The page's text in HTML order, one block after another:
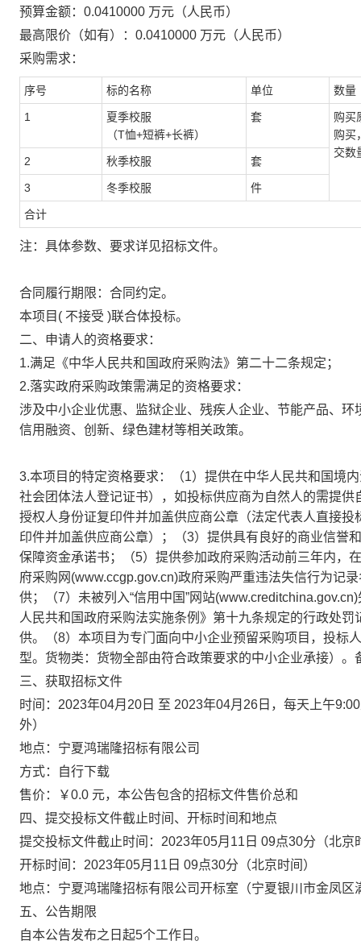
预算金额：0.0410000 万元（人民币）
最高限价（如有）：0.0410000 万元（人民币）
采购需求：
序号 标的名称 单位 数量
1
夏季校服
（T恤+短裤+长裤）
套
购买
购买
交数
2 秋季校服 套
3 冬季校服 件
合计
注：具体参数、要求详见招标文件。
合同履行期限：合同约定。
本项目( 不接受 )联合体投标。
二、申请人的资格要求：
1.满足《中华人民共和国政府采购法》第二十二条规定；
2.落实政府采购政策需满足的资格要求：
涉及中小企业优惠、监狱企业、残疾人企业、节能产品、
信用融资、创新、绿色建材等相关政策。
3.本项目的特定资格要求：（1）提供在中华人民共和国境
社会团体法人登记证书），如投标供应商为自然人的需提
授权人身份证复印件并加盖供应商公章（法定代表人直接
印件并加盖供应商公章）；（3）提供具有良好的商业信誉
保障资金承诺书；（5）提供参加政府采购活动前三年内，
府采购网(www.ccgp.gov.cn)政府采购严重违法失信行为记
供；（7）未被列入“信用中国”网站
人民共和国政府采购法实施条例》第十九条规定的行政处
供。（8）本项目为专门面向中小企业预留采购项目，投标
型。货物类：货物全部由符合政策要求的中小企业承接）
三、获取招标文件
时间：2023年04月20日 至 2023年04月26日，每天上午
外）
地点：宁夏鸿瑞隆招标有限公司
方式：自行下载
售价：￥0.0 元，本公告包含的招标文件售价总和
四、提交投标文件截止时间、开标时间和地点
提交投标文件截止时间：2023年05月11日 09点30分（北京
开标时间：2023年05月11日 09点30分（北京时间）
地点：宁夏鸿瑞隆招标有限公司开标室（宁夏银川市金凤
五、公告期限
自本公告发布之日起5个工作日。